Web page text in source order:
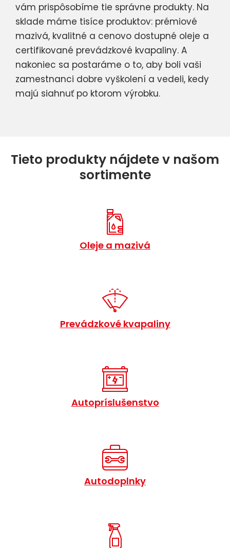
vám prispôsobíme tie správne produkty. Na
sklade máme tisíce produktov: prémiové
mazivá, kvalitné a cenovo dostupné oleje a
certifikované prevádzkové kvapaliny. A
nakoniec sa postaráme o to, aby boli vaši
zamestnanci dobre vyškolení a vedeli, kedy
majú siahnuť po ktorom výrobku.
Tieto produkty nájdete v našom
sortimente
Oleje a mazivá
Prevádzkové kvapaliny
Autopríslušenstvo
Autodoplnky